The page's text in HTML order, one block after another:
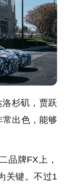
杉矶，贾跃
出色，能够
品牌FX上，
关键。不过1